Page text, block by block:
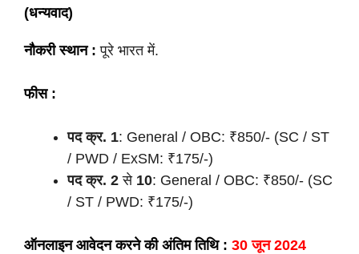
(धन्यवाद)
नौकरी स्थान : पूरे भारत में.
फीस :
पद क्र. 1: General / OBC: ₹850/- (SC / ST
/ PWD / ExSM: ₹175/-)
पद क्र. 2 से 10: General / OBC: ₹850/- (SC
/ ST / PWD: ₹175/-)
ऑनलाइन आवेदन करने की अंतिम तिथि : 30 जून 2024